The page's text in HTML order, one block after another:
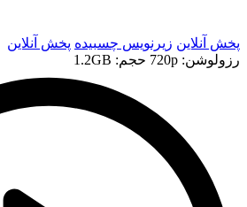
پخش آنلاین زیرنویس چسبیده پخش آنلاین
رزولوشن: 720p
حجم: 1.2GB